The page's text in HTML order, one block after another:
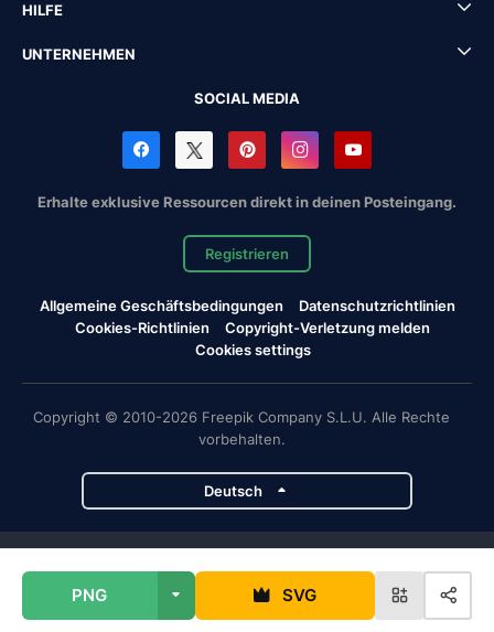
PNG SVG
HILFE
UNTERNEHMEN
SOCIAL MEDIA
Erhalte exklusive Ressourcen direkt in deinen Posteingang.
Registrieren
Allgemeine Geschäftsbedingungen
Datenschutzrichtlinien
Cookies-Richtlinien
Copyright-Verletzung melden
Cookies settings
Copyright © 2010-2026 Freepik Company S.L.U. Alle Rechte
vorbehalten.
Deutsch